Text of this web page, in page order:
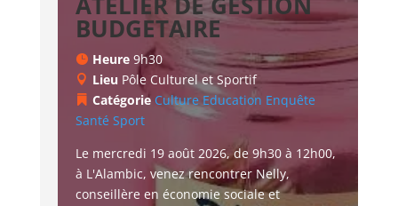
BUDGETAIRE
Heure 9h30
Lieu Pôle Culturel et Sportif
Catégorie Culture Education Enquête
Santé Sport
Le mercredi 19 août 2026, de 9h30 à 12h00,
à L'Alambic, venez rencontrer Nelly,
conseillère en économie sociale et